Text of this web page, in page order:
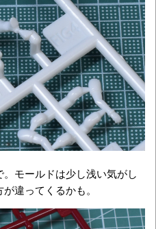
モールドは少し浅い気がし
違ってくるかも。